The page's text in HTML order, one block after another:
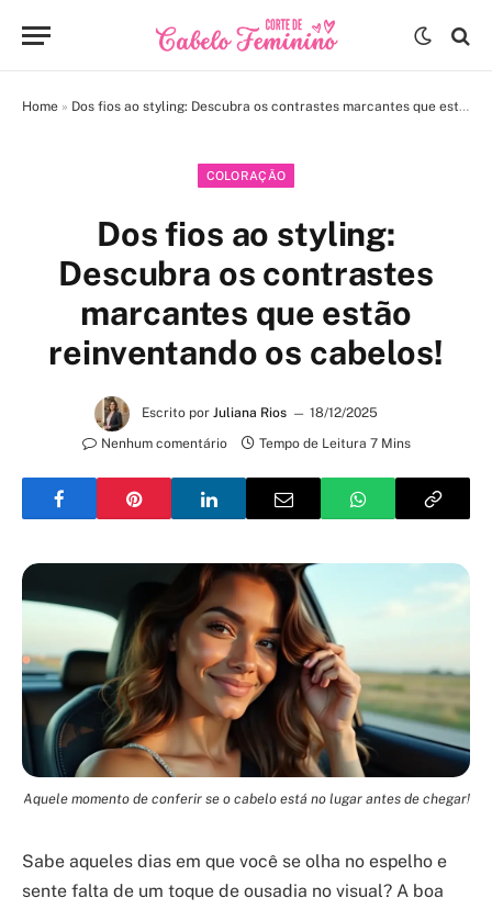
Home » Dos fios ao styling: Descubra os contrastes marcantes que estão reinventando os cabelos!
COLORAÇÃO
Dos fios ao styling:
Descubra os contrastes
marcantes que estão
reinventando os cabelos!
Escrito por Juliana Rios
18/12/2025
Nenhum comentário
Tempo de Leitura 7 Mins
Aquele momento de conferir se o cabelo está no lugar antes de chegar!
Sabe aqueles dias em que você se olha no espelho e
sente falta de um toque de ousadia no visual? A boa